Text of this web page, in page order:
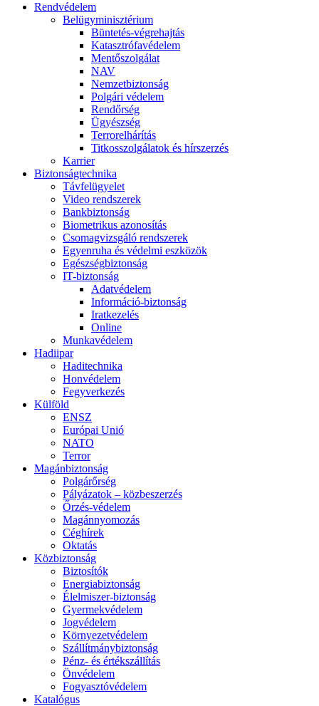
Rendvédelem
Belügyminisztérium
Büntetés-végrehajtás
Katasztrófavédelem
Mentőszolgálat
NAV
Nemzetbiztonság
Polgári védelem
Rendőrség
Ügyészség
Terrorelhárítás
Titkosszolgálatok és hírszerzés
Karrier
Biztonságtechnika
Távfelügyelet
Video rendszerek
Bankbiztonság
Biometrikus azonosítás
Csomagvizsgáló rendszerek
Egyenruha és védelmi eszközök
Egészségbiztonság
IT-biztonság
Adatvédelem
Információ-biztonság
Iratkezelés
Online
Munkavédelem
Hadiipar
Haditechnika
Honvédelem
Fegyverkezés
Külföld
ENSZ
Európai Unió
NATO
Terror
Magánbiztonság
Polgárőrség
Pályázatok – közbeszerzés
Őrzés-védelem
Magánnyomozás
Céghírek
Oktatás
Közbiztonság
Biztosítók
Energiabiztonság
Élelmiszer-biztonság
Gyermekvédelem
Jogvédelem
Környezetvédelem
Szállítmánybiztonság
Pénz- és értékszállítás
Önvédelem
Fogyasztóvédelem
Katalógus